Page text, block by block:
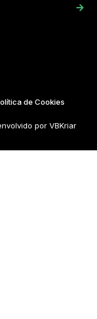
de Cookies
por VBKriar